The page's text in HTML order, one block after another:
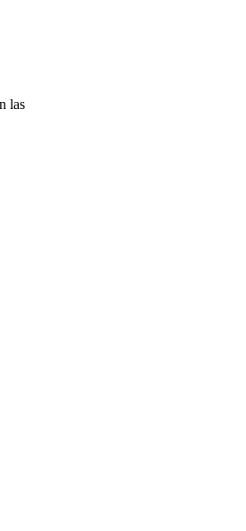
las